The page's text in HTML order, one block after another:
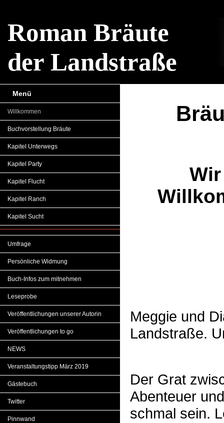
Roman Bräute
der Landstraße
Menü
Willkommen
Buchvorstellung Bräute
Kapitel Unterwegs
Kapitel Party
Kapitel Flucht
Kapitel Ranch
Kapitel Sucht
Umfrage
Persönliche Widmung
Buch-Infos zum mitnehmen
Leseprobe
Veröffentlichungen unserer Autorin
Veröffentlichungen to go
NEWS
Veranstaltungstipp März 2019
Gästebuch
Twitter
Pinnwand
Meggie und
Landstraße.
Der Grat
Abenteuer
schmal sein.